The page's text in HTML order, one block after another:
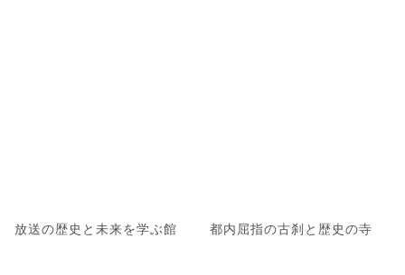
放送の歴史と未来を学ぶ館 都内屈指の古刹と歴史の寺